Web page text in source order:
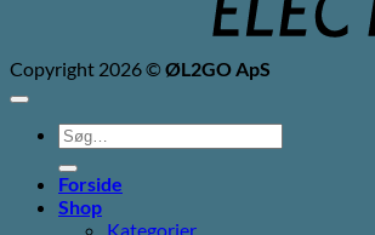
Copyright 2026 ©ØL2GO ApS
Søg
efter:
Forside
Shop
Kategorier